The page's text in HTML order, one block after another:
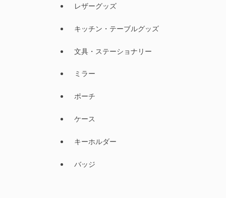
レザーグッズ
キッチン・テーブルグッズ
文具・ステーショナリー
ミラー
ポーチ
ケース
キーホルダー
バッジ